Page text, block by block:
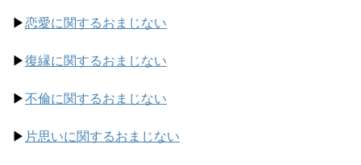
▶︎恋愛に関するおまじない
▶︎復縁に関するおまじない
▶︎不倫に関するおまじない
▶︎ 片思いに関するおまじない